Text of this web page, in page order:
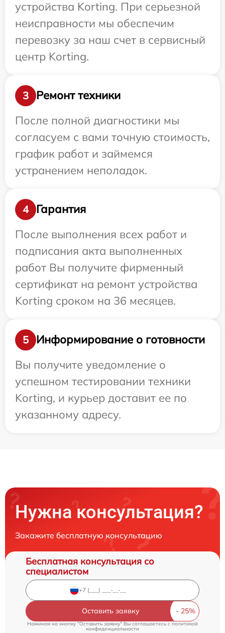
устройства Korting. При серьезной
неисправности мы обеспечим
перевозку за наш счет в сервисный
центр Korting.
3
Ремонт техники
После полной диагностики мы
согласуем с вами точную стоимость,
график работ и займемся
устранением неполадок.
4
Гарантия
После выполнения всех работ и
подписания акта выполненных
работ Вы получите фирменный
сертификат на ремонт устройства
Korting сроком на 36 месяцев.
5
Информирование о готовности
Вы получите уведомление о
успешном тестировании техники
Korting, и курьер доставит ее по
указанному адресу.
Нужна консультация?
Закажите бесплатную консультацию
Бесплатная консультация со
специалистом
Оставить заявку
Нажимая на кнопку "Оставить заявку" Вы соглашаетесь cполитикой
конфиденциальности